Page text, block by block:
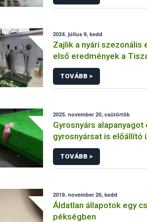
2024. július 9, kedd
Zajlik a nyári szezonális
első eredmények a
vendéglátóhelyekről
TOVÁBB >
2025. november 20, csütörtök
Gyrosnyárs alapanyagot
gyrosnyársat is előállító
ellenőrzött a Nébih – egy
működését azonnal
TOVÁBB >
2019. november 26, kedd
Áldatlan állapotok egy
pékségben